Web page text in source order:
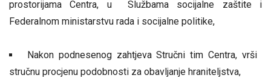
prostorijama Centra, u Službama socijalne zaštite i
Federalnom ministarstvu rada i socijalne politike,
Nakon podnesenog zahtjeva Stručni tim Centra, vrši
stručnu procjenu podobnosti za obavljanje hraniteljstva,